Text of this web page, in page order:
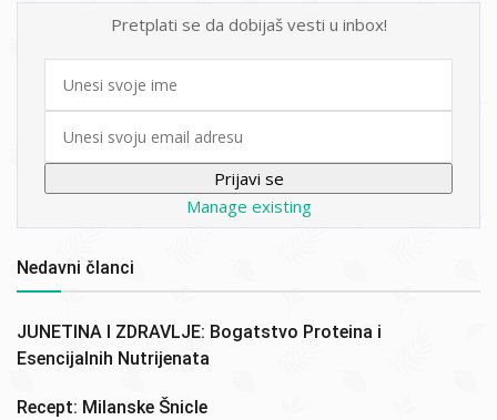
Pretplati se da dobijaš vesti u inbox!
First
Manage existing
Nedavni članci
JUNETINA I ZDRAVLJE: Bogatstvo Proteina i
Esencijalnih Nutrijenata
Recept: Milanske Šnicle